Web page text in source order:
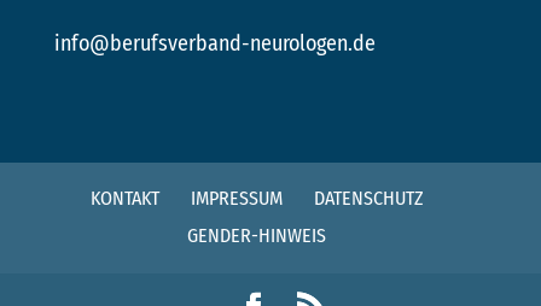
info@berufsverband-neurologen.de
KONTAKT IMPRESSUM
DATENSCHUTZ
GENDER-HINWEIS